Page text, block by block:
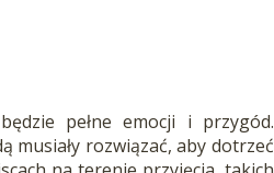
pełne emocji i przygód.
musiały rozwiązać, aby dotrzeć